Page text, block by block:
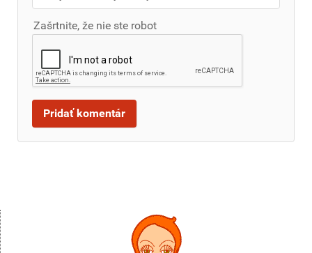
Zašrtnite, že nie ste robot